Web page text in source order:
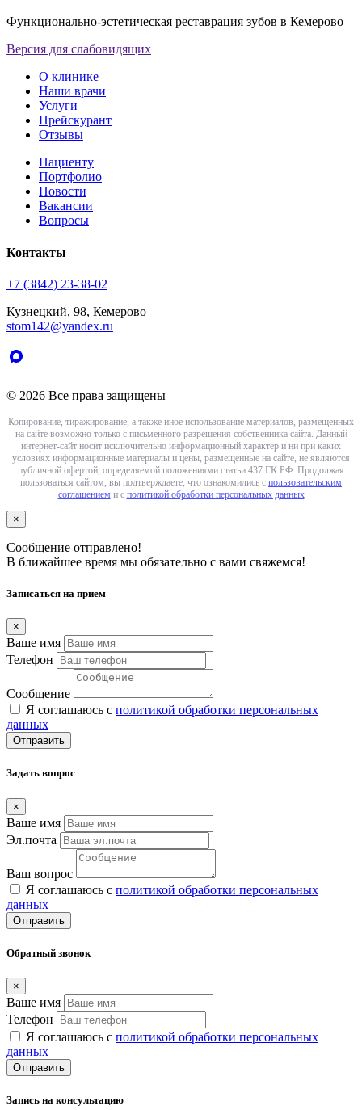
Функционально-эстетическая реставрация зубов в Кемерово
Версия для слабовидящих
О клинике
Наши врачи
Услуги
Прейскурант
Отзывы
Пациенту
Портфолио
Новости
Вакансии
Вопросы
Контакты
+7 (3842) 23-38-02
Кузнецкий, 98, Кемерово
stom142@yandex.ru
© 2026 Все права защищены
Копирование, тиражирование, а также иное использование материалов, размещенных
на сайте возможно только с письменного разрешения собственника сайта. Данный
интернет-сайт носит исключительно информационный характер и ни при каких
условиях информационные материалы и цены, размещенные на сайте, не являются
публичной офертой, определяемой положениями статьи 437 ГК РФ. Продолжая
пользоваться сайтом, вы подтверждаете, что ознакомились с пользовательским
соглашением и с политикой обработки персональных данных
×
Сообщение отправлено!
В ближайшее время мы обязательно с вами свяжемся!
Записаться на прием
×
Ваше имя
Телефон
Сообщение
Я соглашаюсь с политикой обработки персональных
данных
Отправить
Задать вопрос
×
Ваше имя
Эл.почта
Ваш вопрос
Я соглашаюсь с политикой обработки персональных
данных
Отправить
Обратный звонок
×
Ваше имя
Телефон
Я соглашаюсь с политикой обработки персональных
данных
Отправить
Запись на консультацию